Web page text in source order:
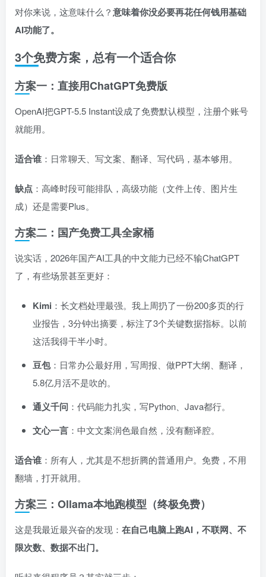
对你来说，这意味什么？意味着你没必要再花任何钱用基础
AI功能了。
3个免费方案，总有一个适合你
方案一：直接用ChatGPT免费版
OpenAI把GPT-5.5 Instant设成了免费默认模型，注册个账号
就能用。
适合谁 ：日常聊天、写文案、翻译、写代码，基本够用。
缺点 ：高峰时段可能排队，高级功能（文件上传、图片生
成）还是需要Plus。
方案二：国产免费工具全家桶
说实话，2026年国产AI工具的中文能力已经不输ChatGPT
了，有些场景甚至更好：
Kimi ：长文档处理最强。我上周扔了一份200多页的行
业报告，3分钟出摘要，标注了3个关键数据指标。以前
这活我得干半小时。
豆包：日常办公最好用，写周报、做PPT大纲、翻译，
5.8亿月活不是吹的。
通义千问 ：代码能力扎实，写Python、Java都行。
文心一言 ：中文文案润色最自然，没有翻译腔。
适合谁 ：所有人，尤其是不想折腾的普通用户。免费，不用
翻墙，打开就用。
方案三：Ollama本地跑模型（终极免费）
这是我最近最兴奋的发现： 在自己电脑上跑AI，不联网、不
限次数、数据不出门。